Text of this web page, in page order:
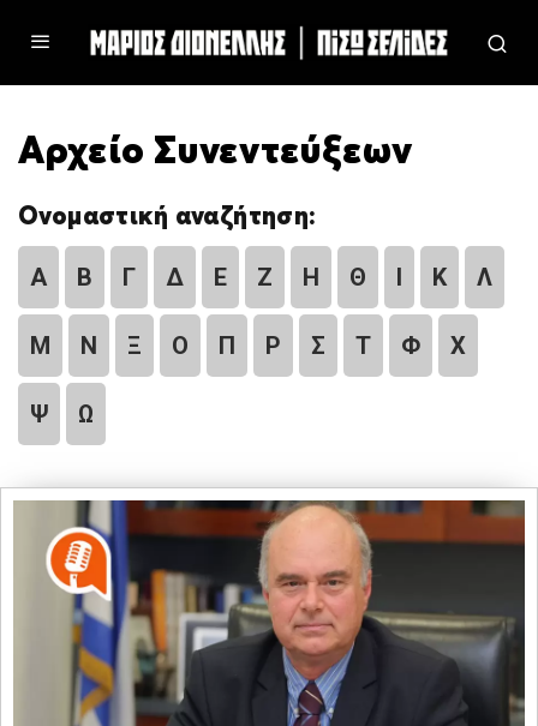
Αρχείο Συνεντεύξεων
Ονομαστική αναζήτηση:
Α Β Γ Δ Ε Ζ Η Θ Ι Κ Λ
Μ Ν Ξ Ο Π Ρ Σ Τ Φ Χ
Ψ Ω